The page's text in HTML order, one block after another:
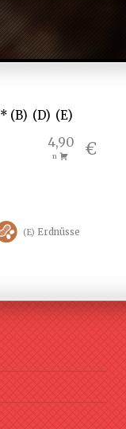
B D
E
4,90
n €
E Erdnüsse